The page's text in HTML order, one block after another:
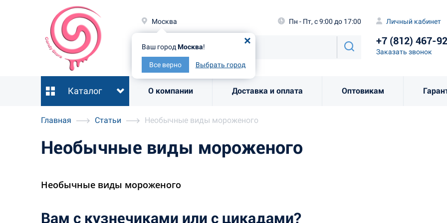
Москва
Ваш город Москва!
Все верно Выбрать город
Пн - Пт, с 9:00 до 17:00 Личный кабинет
+7 (812) 467-
Заказать звонок
Каталог О компании Доставка и оплата Оптовикам
Ваш городМосква
Все верно
Заказать
Главная Статьи Необычные виды мороженого
Необычные виды мороженого
Необычные виды мороженого
Вам с кузнечиками или с цикадами?